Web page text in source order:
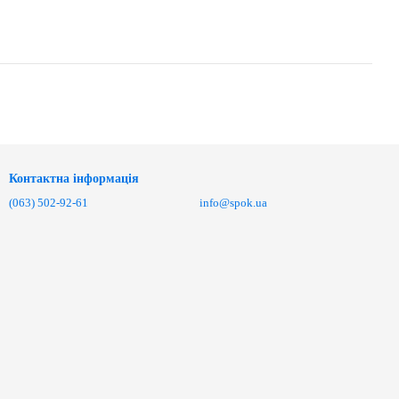
Контактна інформація
(063) 502-92-61
info@spok.ua